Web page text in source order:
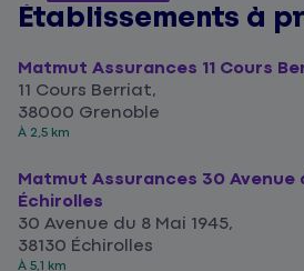
Établissements à
Matmut Assurances 11 Cours
11 Cours Berriat,
38000 Grenoble
À 2,5 km
Matmut Assurances 30 Avenue
Échirolles
30 Avenue du 8 Mai 1945,
38130 Échirolles
À 5,1 km